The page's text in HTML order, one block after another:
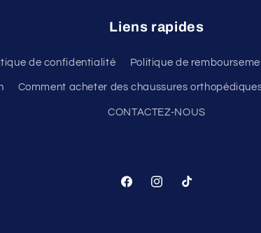
Liens rapides
de confidentialité Politique de
Comment acheter des chaussures
CONTACTEZ-NOUS
FacebookInstagram
TikTok